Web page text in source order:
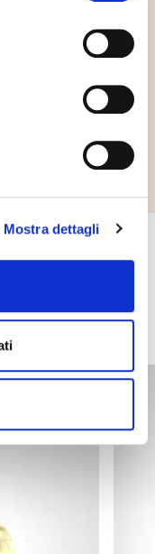
Mostra dettagli
Orthodox
Union Pareve
vás mohly